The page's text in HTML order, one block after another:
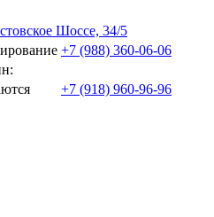
Шоссе, 34/5
+7 (988) 360-06-06
+7 (918) 960-96-96